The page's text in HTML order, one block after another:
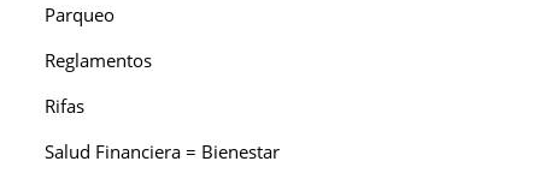
Parqueo
Reglamentos
Rifas
Salud Financiera = Bienestar